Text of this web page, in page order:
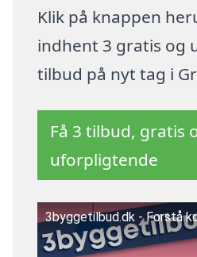
Klik på knappen
indhent 3 gratis og
tilbud på nyt tag i
Få 3 tilbud, gratis
uforpligtende
3byggetilbud.dk - Forstå